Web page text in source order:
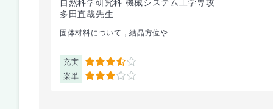
自然科学研究科 機械システム工学専攻
多田直哉先生
固体材料について，結晶方位や...
充実 3.5
楽単 3